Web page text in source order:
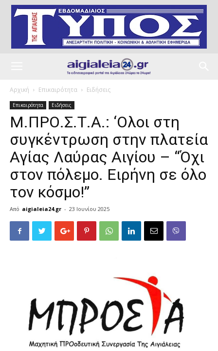
Αρχική Επικαιρότητα Ειδήσεις
Επικαιρότητα Ειδήσεις
Μ.ΠΡΟ.Σ.Τ.Α.: ‘Oλοι στη
συγκέντρωση στην πλατεία
Αγίας Λαύρας Αιγίου – “Όχι
στον πόλεμο. Ειρήνη σε όλο
τον κόσμο!”
Από aigialeia24.gr - 23 Ιουνίου 2025